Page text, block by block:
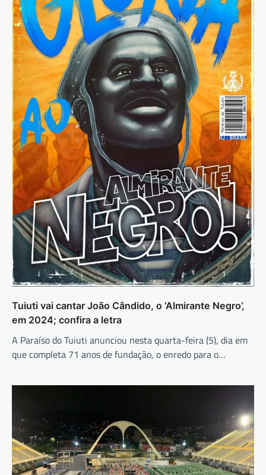
Tuiuti vai cantar João Cândido, o ‘Almirante Negro’,
em 2024; confira a letra
A Paraíso do Tuiuti anunciou nesta quarta-feira (5), dia em
que completa 71 anos de fundação, o enredo para o…